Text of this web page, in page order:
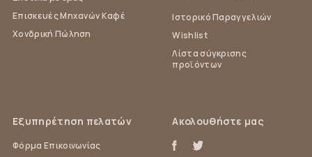
Επισκευές Μηχανών Καφέ
Χονδρική Πώληση
Εξυπηρέτηση πελατών
Φόρμα Επικοινωνίας
Ιστορικό Παραγγελιών
Wishlist
Λίστα σύγκρισης
προϊόντων
Ακολουθήστε μας